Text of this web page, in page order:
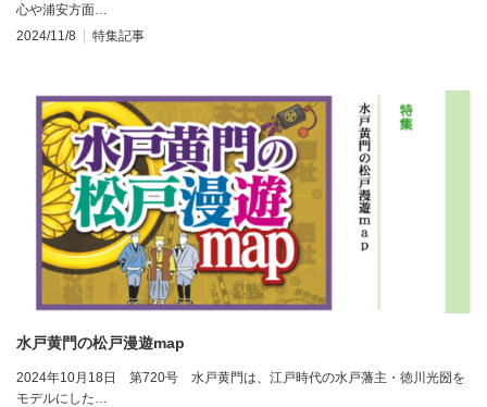
心や浦安方面…
2024/11/8
特集記事
水戸黄門の松戸漫遊map
2024年10月18日 第720号 水戸黄門は、江戸時代の水戸藩主・徳川光圀を
モデルにした…